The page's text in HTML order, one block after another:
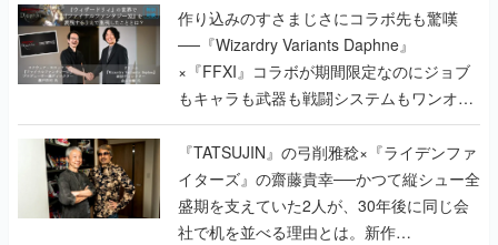
作り込みのすさまじさにコラボ先も驚嘆
──『Wizardry Variants Daphne』
×『FFXI』コラボが期間限定なのにジョブ
もキャラも武器も戦闘システムもワンオフ
で作り込まれた理由を両ディレクターに聞
く
『TATSUJIN』の弓削雅稔×『ライデンファ
イターズ』の齋藤貴幸──かつて縦シュー全
盛期を支えていた2人が、30年後に同じ会
社で机を並べる理由とは。新作